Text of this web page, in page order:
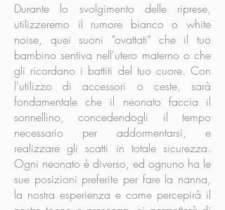
Durante lo svolgimento delle riprese,
utilizzeremo il rumore bianco o white
noise, quei suoni "ovattati" che il tuo
bambino sentiva nell'utero materno o che
gli ricordano i battiti del tuo cuore. Con
l'utilizzo di accessori o ceste, sarà
fondamentale che il neonato faccia il
sonnellino, concedendogli il tempo
necessario per addormentarsi, e
realizzare gli scatti in totale sicurezza.
Ogni neonato è diverso, ed ognuno ha le
sue posizioni preferite per fare la nanna,
la nostra esperienza e come percepirà il